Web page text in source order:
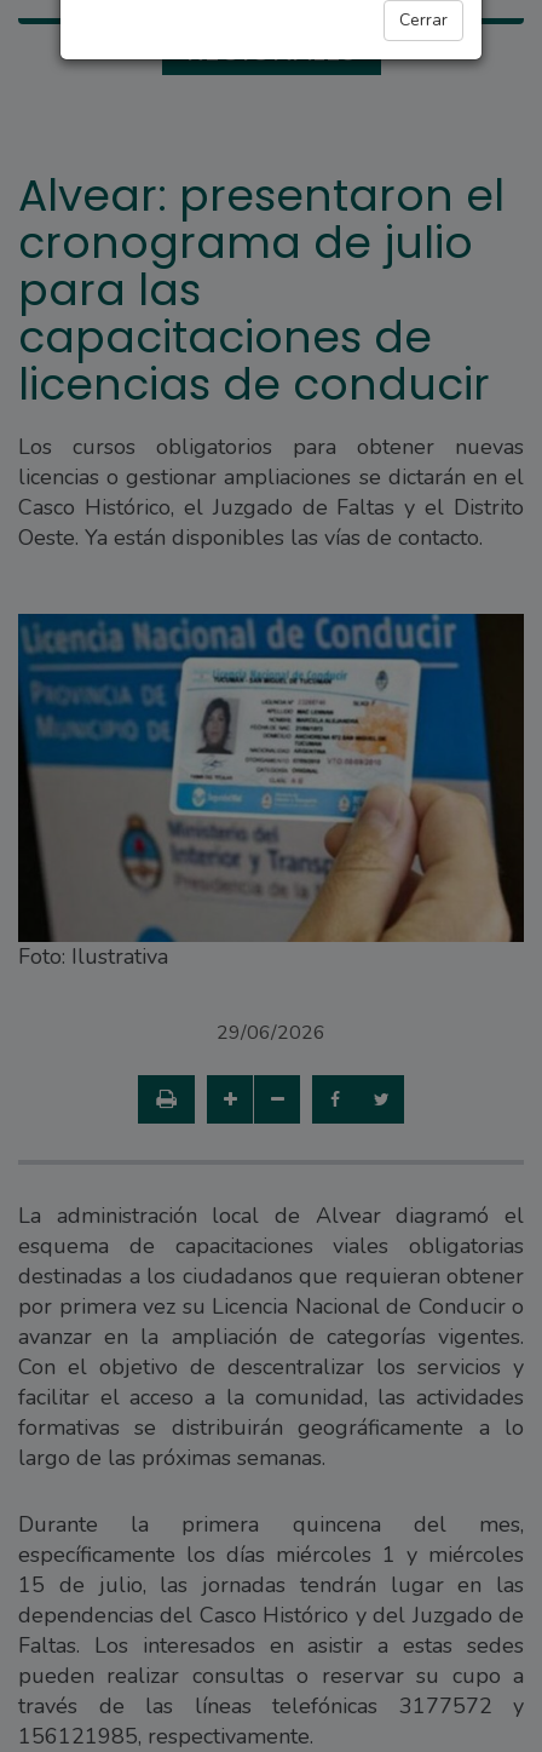
Cerrar
REGIONALES
Alvear: presentaron el
cronograma de julio
para las
capacitaciones de
licencias de conducir
Los cursos obligatorios para obtener nuevas
licencias o gestionar ampliaciones se dictarán en el
Casco Histórico, el Juzgado de Faltas y el Distrito
Oeste. Ya están disponibles las vías de contacto.
Foto: Ilustrativa
29/06/2026
La administración local de Alvear diagramó el
esquema de capacitaciones viales obligatorias
destinadas a los ciudadanos que requieran obtener
por primera vez su Licencia Nacional de Conducir o
avanzar en la ampliación de categorías vigentes.
Con el objetivo de descentralizar los servicios y
facilitar el acceso a la comunidad, las actividades
formativas se distribuirán geográficamente a lo
largo de las próximas semanas.
Durante la primera quincena del mes,
específicamente los días miércoles 1 y miércoles
15 de julio, las jornadas tendrán lugar en las
dependencias del Casco Histórico y del Juzgado de
Faltas. Los interesados en asistir a estas sedes
pueden realizar consultas o reservar su cupo a
través de las líneas telefónicas 3177572 y
156121985, respectivamente.